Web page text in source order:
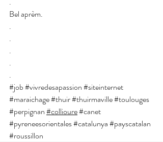
Bel aprèm.
.
.
.
.
.
#job#vivredesapassion#siteinternet
#maraichage#thuir#thuirmaville#toulouges
#perpignan#collioure#canet
#pyreneesorientales#catalunya#payscatalan
#roussillon